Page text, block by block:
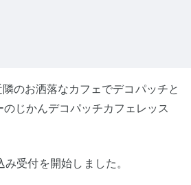
隣のお洒落なカフェでデコパッチと
のじかんデコパッチカフェレッス
受付を開始しました。